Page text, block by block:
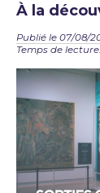
À la
Publié le 07/08/
Temps de